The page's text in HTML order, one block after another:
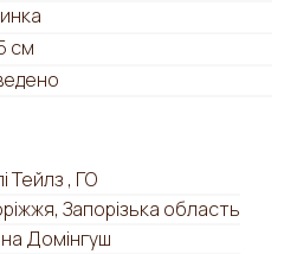
см
Тейлз , ГО
Запорізька область
Домінгуш